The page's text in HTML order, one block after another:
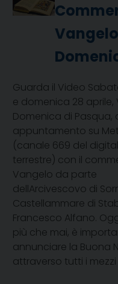
Guarda il Video
e domenica 28 aprile,
Domenica di Pasqua,
appuntamento su
(canale 669 del
terrestre) con il
Vangelo da parte
dellArcivescovo di
Castellammare di
Francesco Alfano.
più che mai, è
annunciare la Buona
attraverso tutti i mezzi